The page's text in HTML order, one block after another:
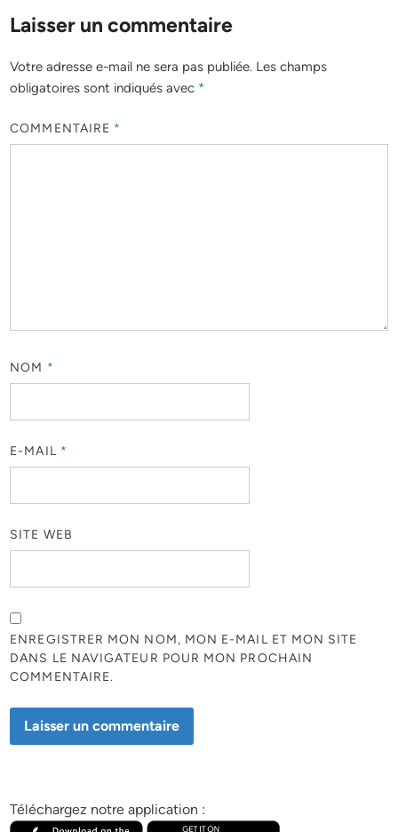
Laisser un commentaire
Votre adresse e-mail ne sera pas publiée. Les champs
obligatoires sont indiqués avec *
COMMENTAIRE *
NOM *
E-MAIL *
SITE WEB
ENREGISTRER MON NOM, MON E-MAIL ET MON SITE
DANS LE NAVIGATEUR POUR MON PROCHAIN
COMMENTAIRE.
Téléchargez notre application :